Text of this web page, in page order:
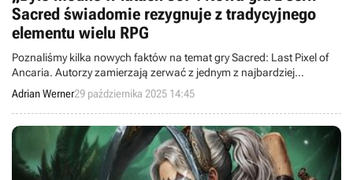
Sacred świadomie rezygnuje z tradycyjnego
elementu wielu RPG
Poznaliśmy kilka nowych faktów na temat gry Sacred: Last Pixel of
Ancaria. Autorzy zamierzają zerwać z jednym z najbardziej
standardowych rozwiązań gatunku RPG.
Adrian Werner29 października 2025 14:45